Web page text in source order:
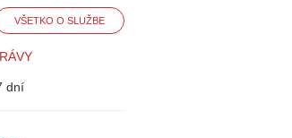
VŠETKO O SLUŽBE
dní